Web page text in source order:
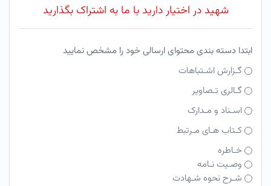
شهید در اختیار دارید با ما به اشتراک بگذارید
ابتدا دسته بندی محتوای ارسالی خود را مشخص نمایید
گـزارش اشـتباهات
گـالری تـصاویر
اسـناد و مـدارک
کـتاب هـای مـرتبط
خـاطره
وصـیت نـامه
شـرح نحوه شـهادت